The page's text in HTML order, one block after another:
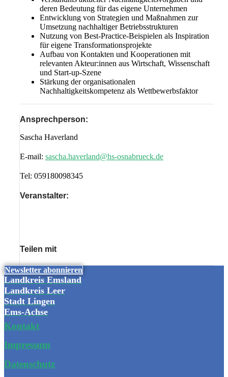
deren Bedeutung für das eigene Unternehmen
Entwicklung von Strategien und Maßnahmen zur
Umsetzung nachhaltiger Betriebsstrukturen
Nutzung von Best-Practice-Beispielen als Inspiration
für eigene Transformationsprojekte
Aufbau von Kontakten und Kooperationen mit
relevanten Akteur:innen aus Wirtschaft, Wissenschaft
und Start-up-Szene
Stärkung der organisationalen
Nachhaltigkeitskompetenz als Wettbewerbsfaktor
Ansprechperson:
Sascha Haverland
E-mail: sascha.haverland@hs-osnabrueck.de
Tel: 059180098345
Veranstalter:
Teilen mit
Newsletter abonnieren
Landkreis Emsland
Landkreis Leer
Stadt Lingen
Ems-Achse
Kontakt
Impressum
Datenschutz